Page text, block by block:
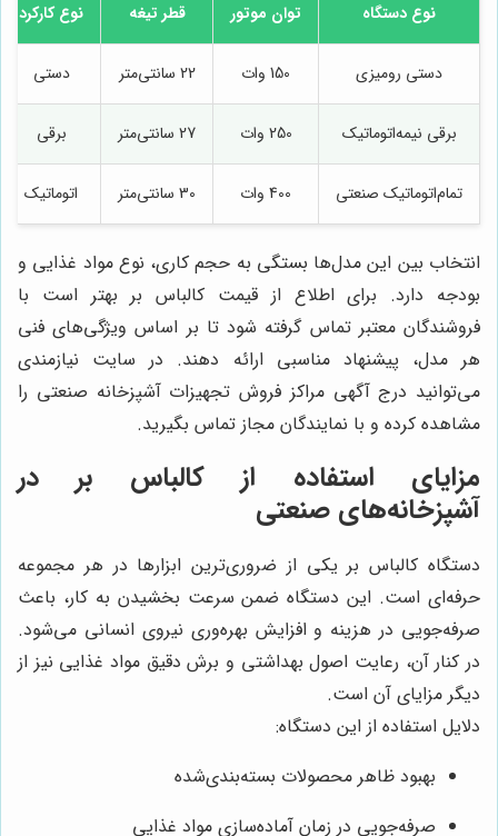
نوع دستگاه توان موتور قطر تیغه نوع کارکرد
دستی رومیزی 150 وات 22 سانتی‌متر دستی
برقی نیمه‌اتوماتیک 250 وات 27 سانتی‌متر برقی
تمام‌اتوماتیک صنعتی 400 وات 30 سانتی‌متر اتوماتیک
انتخاب بین این مدل‌ها بستگی به حجم کاری، نوع مواد غذایی و
بودجه دارد. برای اطلاع از قیمت کالباس بر بهتر است با
فروشندگان معتبر تماس گرفته شود تا بر اساس ویژگی‌های فنی
هر مدل، پیشنهاد مناسبی ارائه دهند. در سایت نیازمندی
می‌توانید درج آگهی مراکز فروش تجهیزات آشپزخانه صنعتی را
مشاهده کرده و با نمایندگان مجاز تماس بگیرید.
مزایای استفاده از کالباس بر در
آشپزخانه‌های صنعتی
دستگاه کالباس بر یکی از ضروری‌ترین ابزارها در هر مجموعه
حرفه‌ای است. این دستگاه ضمن سرعت بخشیدن به کار، باعث
صرفه‌جویی در هزینه و افزایش بهره‌وری نیروی انسانی می‌شود.
در کنار آن، رعایت اصول بهداشتی و برش دقیق مواد غذایی نیز از
دیگر مزایای آن است.
دلایل استفاده از این دستگاه:
بهبود ظاهر محصولات بسته‌بندی‌شده
صرفه‌جویی در زمان آماده‌سازی مواد غذایی